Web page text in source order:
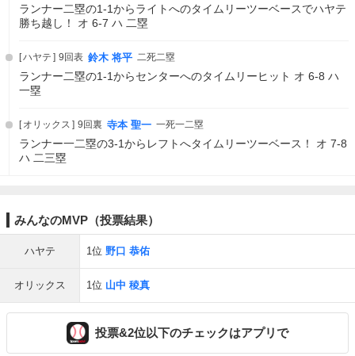
ランナー二塁の1-1からライトへのタイムリーツーベースでハヤテ
勝ち越し！ オ 6-7 ハ 二塁
ハヤテ 9回表 鈴木 将平 二死二塁
ランナー二塁の1-1からセンターへのタイムリーヒット オ 6-8 ハ
一塁
オリックス 9回裏 寺本 聖一 一死一二塁
ランナー一二塁の3-1からレフトへタイムリーツーベース！ オ 7-8
ハ 二三塁
みんなのMVP（投票結果）
ハヤテ 1位 野口 恭佑
オリックス 1位 山中 稜真
投票&2位以下のチェックはアプリで